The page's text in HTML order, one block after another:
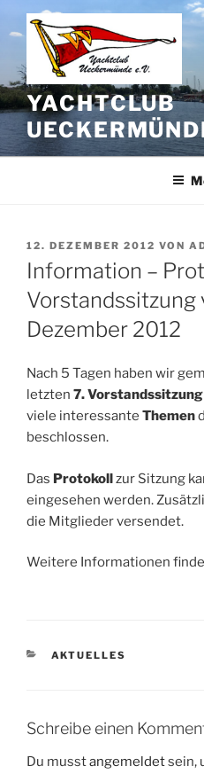
Zum
Inhalt
springen
YACHTCLUB
VERÖFFENTLICHT
AM
12. DEZEMBER 2012 VON
Information –
Vorstandssitzung
Dezember 2012
Nach 5 Tagen haben wir
letzten 7. Vorstandssitzung
viele interessante Themen
beschlossen.
Das Protokollzur Sitzung
eingesehen werden.
die Mitglieder versendet.
Weitere Informationen
KATEGORIEN
AKTUELLES
Schreibe einen
Du musstangemeldetsein,